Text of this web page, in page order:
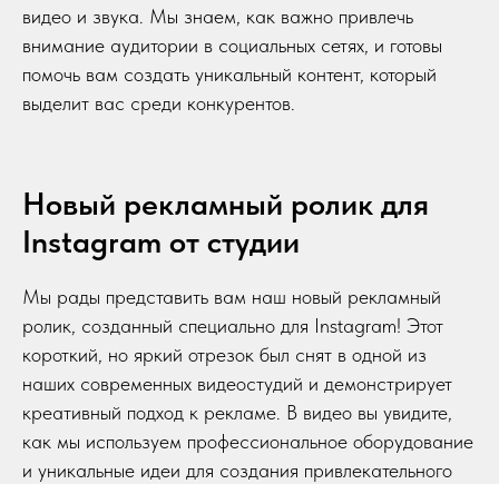
видео и звука. Мы знаем, как важно привлечь
внимание аудитории в социальных сетях, и готовы
помочь вам создать уникальный контент, который
выделит вас среди конкурентов.
Новый рекламный ролик для
Instagram от студии
Мы рады представить вам наш новый рекламный
ролик, созданный специально для Instagram! Этот
короткий, но яркий отрезок был снят в одной из
наших современных видеостудий и демонстрирует
креативный подход к рекламе. В видео вы увидите,
как мы используем профессиональное оборудование
и уникальные идеи для создания привлекательного